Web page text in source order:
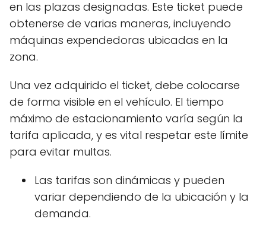
en las plazas designadas. Este ticket puede
obtenerse de varias maneras, incluyendo
máquinas expendedoras ubicadas en la
zona.
Una vez adquirido el ticket, debe colocarse
de forma visible en el vehículo. El tiempo
máximo de estacionamiento varía según la
tarifa aplicada, y es vital respetar este límite
para evitar multas.
Las tarifas son dinámicas y pueden
variar dependiendo de la ubicación y la
demanda.